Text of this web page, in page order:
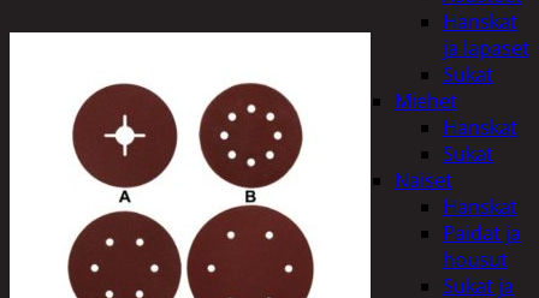
Hanskat
ja lapaset
Sukat
Miehet
Hanskat
Sukat
Naiset
Hanskat
Paidat ja
housut
Sukat ja